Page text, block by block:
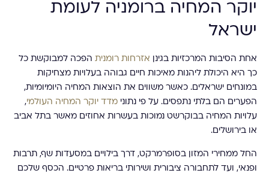
יוקר המחיה ברומניה לעומת
ישראל
אחת הסיבות המרכזיות בגינן אזרחות רומנית הפכה למבוקשת כל
כך היא היכולת ליהנות מאיכות חיים גבוהה בעלויות מצחיקות
במונחים ישראלים. כאשר משווים את הוצאות המחיה היומיומיות,
הפערים הם בלתי נתפסים. על פי נתוני מדד יוקר המחיה העולמי,
עלויות המחיה בבוקרשט נמוכות בעשרות אחוזים מאשר בתל אביב
או בירושלים.
החל ממחירי המזון בסופרמרקט, דרך בילויים במסעדות שף, תרבות
ופנאי, ועד לתחבורה ציבורית ושירותי בריאות פרטיים. הכסף שלכם